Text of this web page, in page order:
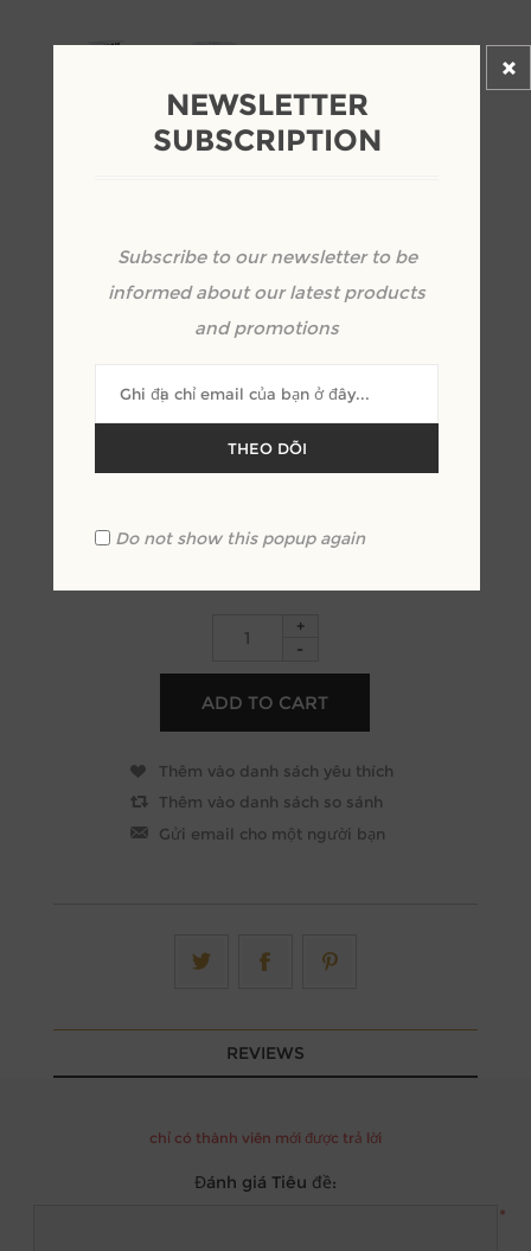
MẶT ĐÁ ĐẦY SANG TRỌNG
SKU: BAH000021
Kêu gọi định giá
+
-
REVIEWS
chỉ có thành viên mới được trả lời
Đánh giá Tiêu đề:
*
NEWSLETTER
SUBSCRIPTION
Subscribe to our newsletter to be
informed about our latest products
and promotions
THEO DÕI
Do not show this popup again